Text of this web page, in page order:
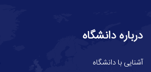
درباره دانشگاه
آشنایی با دانشگاه